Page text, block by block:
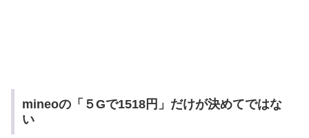
mineoの「５Gで1518円」だけが決めてではな
い